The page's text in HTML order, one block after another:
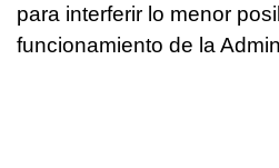
para interferir lo menor
funcionamiento de la